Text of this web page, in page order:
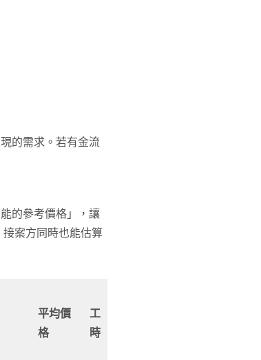
的需求。若有金流
的參考價格」，讓
案方同時也能估算
平均價
格
工
時